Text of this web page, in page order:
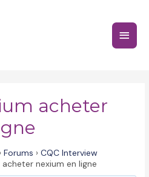
Main
acheter
› Forums › CQC Interview
nexium en ligne